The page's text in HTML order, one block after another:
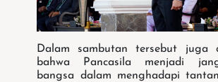
Dalam sambutan tersebut juga
bahwa Pancasila menjadi
bangsa dalam menghadapi